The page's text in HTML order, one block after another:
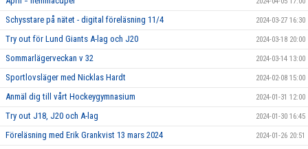
Schysstare på nätet - digital föreläsning 11/4 2024-03-27 16:30
Try out för Lund Giants A-lag och J20 2024-03-18 20:00
Sommarlägerveckan v 32 2024-03-14 13:00
Sportlovsläger med Nicklas Hardt 2024-02-08 15:00
Anmäl dig till vårt Hockeygymnasium 2024-01-31 12:00
Try out J18, J20 och A-lag 2024-01-30 16:45
Föreläsning med Erik Grankvist 13 mars 2024 2024-01-26 20:51